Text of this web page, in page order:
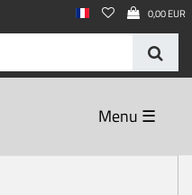
0,00 EUR
☰